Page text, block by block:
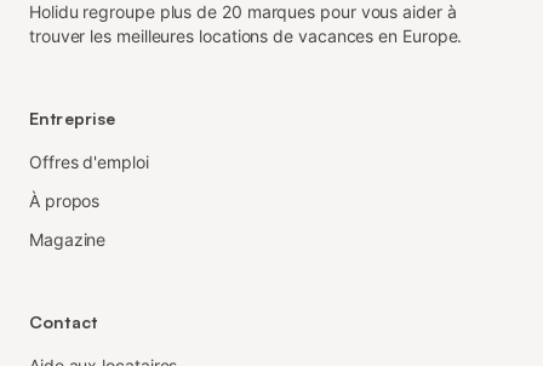
Holidu regroupe plus de 20 marques pour vous aider à
trouver les meilleures locations de vacances en Europe.
Entreprise
Offres d'emploi
À propos
Magazine
Contact